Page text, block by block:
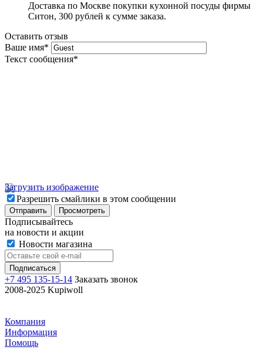
Доставка по Москве покупки кухонной посуды фирмы
Ситон, 300 рублей к сумме заказа.
Оставить отзыв
Ваше имя*
Текст сообщения*
Загрузить изображение
Разрешить смайлики в этом сообщении
Подписывайтесь
на новости и акции
Новости магазина
+7 495 135-15-14 Заказать звонок
2008-2025 Kupiwoll
Компания
Информация
Помощь